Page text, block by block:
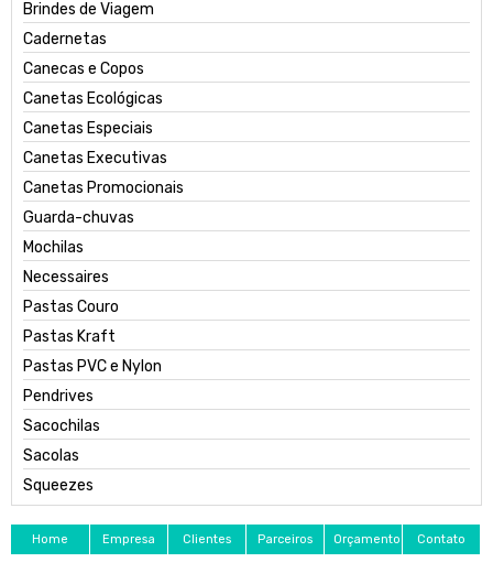
Brindes de Viagem
Cadernetas
Canecas e Copos
Canetas Ecológicas
Canetas Especiais
Canetas Executivas
Canetas Promocionais
Guarda-chuvas
Mochilas
Necessaires
Pastas Couro
Pastas Kraft
Pastas PVC e Nylon
Pendrives
Sacochilas
Sacolas
Squeezes
Home Empresa Clientes Parceiros Orçamento Contato